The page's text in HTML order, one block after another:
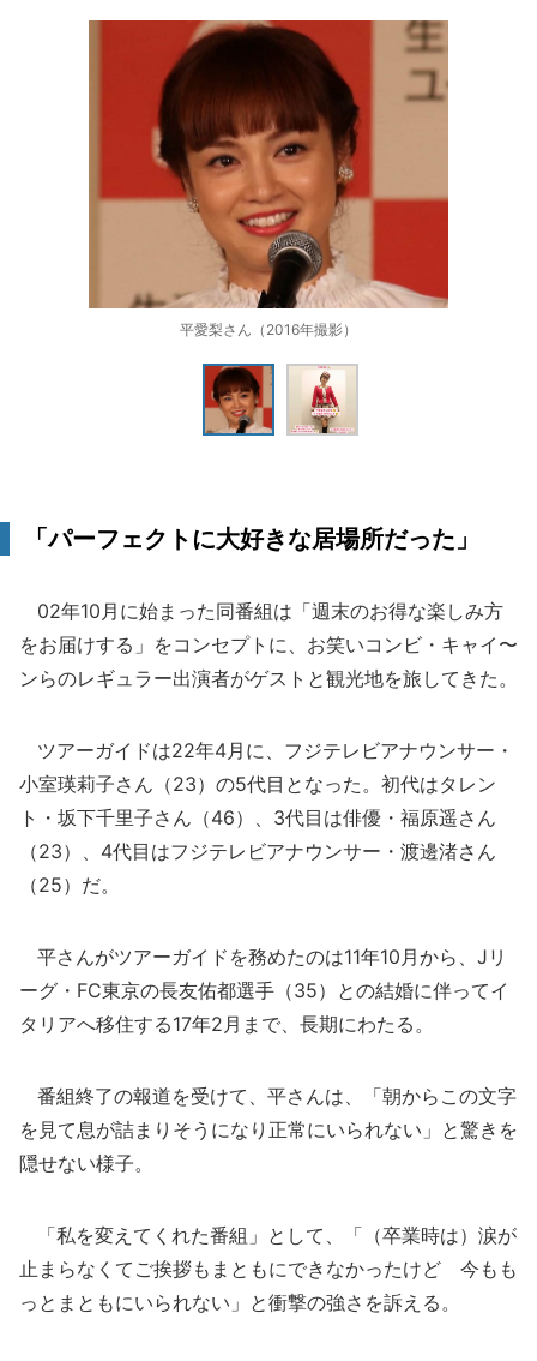
平愛梨さん（2016年撮影）
「パーフェクトに大好きな居場所だった」
02年10月に始まった同番組は「週末のお得な楽しみ方
をお届けする」をコンセプトに、お笑いコンビ・キャイ〜
ンらのレギュラー出演者がゲストと観光地を旅してきた。
ツアーガイドは22年4月に、フジテレビアナウンサー・
小室瑛莉子さん（23）の5代目となった。初代はタレン
ト・坂下千里子さん（46）、3代目は俳優・福原遥さん
（23）、4代目はフジテレビアナウンサー・渡邊渚さん
（25）だ。
平さんがツアーガイドを務めたのは11年10月から、Jリ
ーグ・FC東京の長友佑都選手（35）との結婚に伴ってイ
タリアへ移住する17年2月まで、長期にわたる。
番組終了の報道を受けて、平さんは、「朝からこの文字
を見て息が詰まりそうになり正常にいられない」と驚きを
隠せない様子。
「私を変えてくれた番組」として、「（卒業時は）涙が
止まらなくてご挨拶もまともにできなかったけど 今もも
っとまともにいられない」と衝撃の強さを訴える。